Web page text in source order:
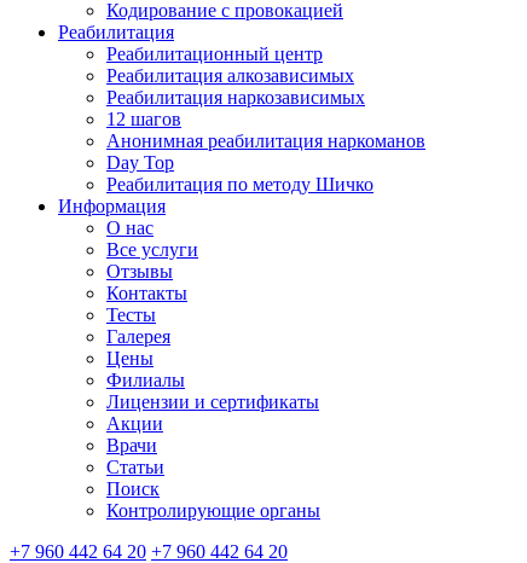
Кодирование с провокацией
Реабилитация
Реабилитационный центр
Реабилитация алкозависимых
Реабилитация наркозависимых
12 шагов
Анонимная реабилитация наркоманов
Day Top
Реабилитация по методу Шичко
Информация
О нас
Все услуги
Отзывы
Контакты
Тесты
Галерея
Цены
Филиалы
Лицензии и сертификаты
Акции
Врачи
Статьи
Поиск
Контролирующие органы
+7 960 442 64 20 +7 960 442 64 20